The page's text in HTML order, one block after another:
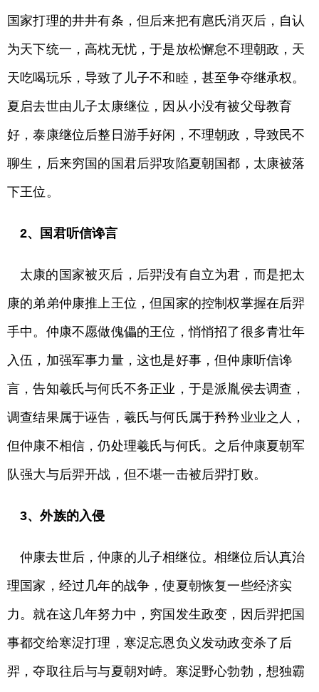
国家打理的井井有条，但后来把有扈氏消灭后，自认
为天下统一，高枕无忧，于是放松懈怠不理朝政，天
天吃喝玩乐，导致了儿子不和睦，甚至争夺继承权。
夏启去世由儿子太康继位，因从小没有被父母教育
好，泰康继位后整日游手好闲，不理朝政，导致民不
聊生，后来穷国的国君后羿攻陷夏朝国都，太康被落
下王位。
2、国君听信谗言
太康的国家被灭后，后羿没有自立为君，而是把太
康的弟弟仲康推上王位，但国家的控制权掌握在后羿
手中。仲康不愿做傀儡的王位，悄悄招了很多青壮年
入伍，加强军事力量，这也是好事，但仲康听信谗
言，告知羲氏与何氏不务正业，于是派胤侯去调查，
调查结果属于诬告，羲氏与何氏属于矜矜业业之人，
但仲康不相信，仍处理羲氏与何氏。之后仲康夏朝军
队强大与后羿开战，但不堪一击被后羿打败。
3、外族的入侵
仲康去世后，仲康的儿子相继位。相继位后认真治
理国家，经过几年的战争，使夏朝恢复一些经济实
力。就在这几年努力中，穷国发生政变，因后羿把国
事都交给寒浞打理，寒浞忘恩负义发动政变杀了后
羿，夺取往后与与夏朝对峙。寒浞野心勃勃，想独霸